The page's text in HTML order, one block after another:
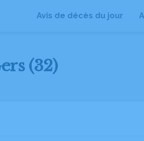
Avis de décès du jour
(32)